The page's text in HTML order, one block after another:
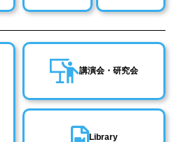
講演会・研究会
Library